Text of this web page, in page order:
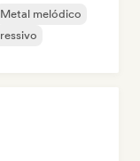
Metal melódico